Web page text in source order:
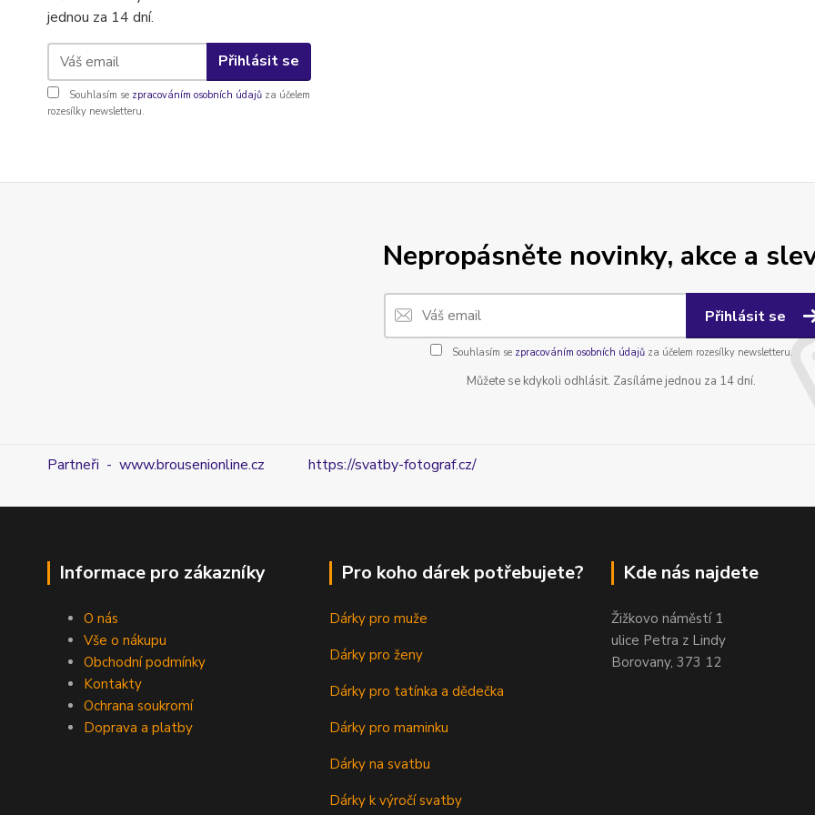
jednou za 14 dní.
Přihlásit se
Souhlasím se zpracováním osobních údajů za účelem
rozesílky newsletteru.
Nepropásněte novinky, akce a
Přihlásit se
Souhlasím se zpracováním osobních údajůza účelem rozesílky newsletteru.
Můžete se kdykoli odhlásit. Zasíláme jednou za 14 dní.
Partneři - www.brousenionline.cz https://svatby-fotograf.cz/
Informace pro zákazníky
O nás
Vše o nákupu
Obchodní podmínky
Kontakty
Ochrana soukromí
Doprava a platby
Pro koho dárek potřebujete?
Dárky pro muže
Dárky pro ženy
Dárky pro tatínka a dědečka
Dárky pro maminku
Dárky na svatbu
Dárky k výročí svatby
Kde nás najdete
Žižkovo náměstí 1
ulice Petra z Lindy
Borovany, 373 12